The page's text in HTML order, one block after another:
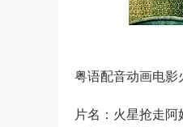
粤语配音动画电影
片名：火星抢走阿